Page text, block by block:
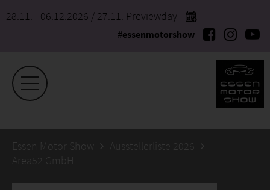
28.11. - 06.12.2026 / 27.11. Previewday
#essenmotorshow
Essen Motor Show
Ausstellerliste 2026
Area52 GmbH